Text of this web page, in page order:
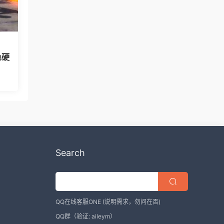
Search
QQ在线客服ONE(说明需求，勿问在否)
QQ群（验证: aileym）